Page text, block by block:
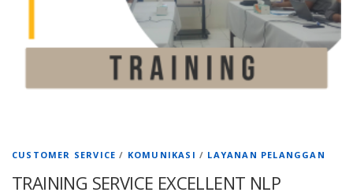
CUSTOMER SERVICE / KOMUNIKASI / LAYANAN PELANGGAN
TRAINING SERVICE EXCELLENT NLP